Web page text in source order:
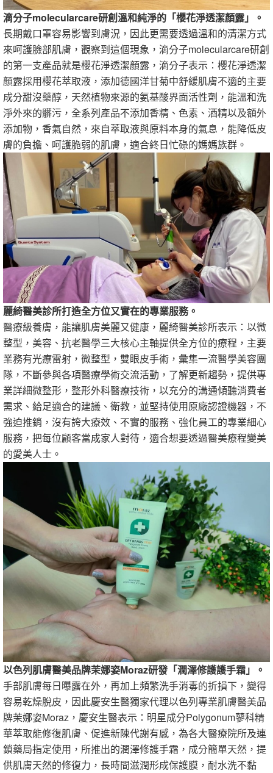
滴分子molecularcare研創溫和純淨的「櫻花淨透潔顏露」。
長期戴口罩容易影響到膚況，因此更需要透過溫和的清潔方式
來呵護臉部肌膚，觀察到這個現象，滴分子molecularcare研創
的第一支產品就是櫻花淨透潔顏露，滴分子表示：櫻花淨透潔
顏露採用櫻花萃取液，添加德國洋甘菊中舒緩肌膚不適的主要
成分甜沒藥醇，天然植物來源的氨基酸界面活性劑，能溫和洗
淨外來的髒污，全系列產品不添加香精、色素、酒精以及額外
添加物，香氣自然，來自萃取液與原料本身的氣息，能降低皮
膚的負擔、呵護脆弱的肌膚，適合終日忙碌的媽媽族群。
麗綺醫美診所打造全方位又實在的專業服務。
醫療級養膚，能讓肌膚美麗又健康，麗綺醫美診所表示：以微
整型，美容、抗老醫學三大核心主軸提供全方位的療程，主要
業務有光療雷射，微整型，雙眼皮手術，彙集一流醫學美容團
隊，不斷參與各項醫療學術交流活動，了解更新趨勢，提供專
業詳細微整形，整形外科醫療技術，以充分的溝通傾聽消費者
需求、給足適合的建議、衛教，並堅持使用原廠認證機器，不
強迫推銷，沒有誇大療效、不實的服務、強化員工的專業細心
服務，把每位顧客當成家人對待，適合想要透過醫美療程變美
的愛美人士。
以色列肌膚醫美品牌茉娜姿Moraz研發「潤澤修護護手霜」。
手部肌膚每日曝露在外，再加上頻繁洗手消毒的折損下，變得
容易乾燥脫皮，因此慶安生醫獨家代理以色列專業肌膚醫美品
牌茉娜姿Moraz，慶安生醫表示：明星成分Polygonum蓼科精
華萃取能修復肌膚、促進新陳代謝有感，為各大醫療院所及連
鎖藥局指定使用，所推出的潤澤修護手霜，成分簡單天然，提
供肌膚天然的修復力，長時間滋潤形成保護膜，耐水洗不黏